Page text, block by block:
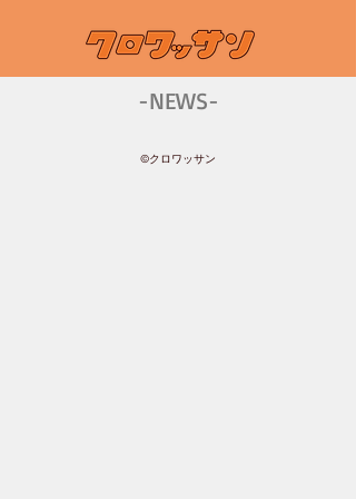
-NEWS-
©︎クロワッサン